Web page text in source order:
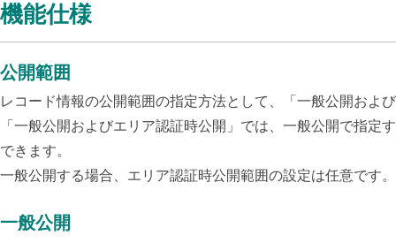
機能仕様
公開範囲
レコード情報の公開範囲の指定方法として、「一般公開およ
「一般公開およびエリア認証時公開」では、一般公開で指
できます。
一般公開する場合、エリア認証時公開範囲の設定は任意です。
一般公開